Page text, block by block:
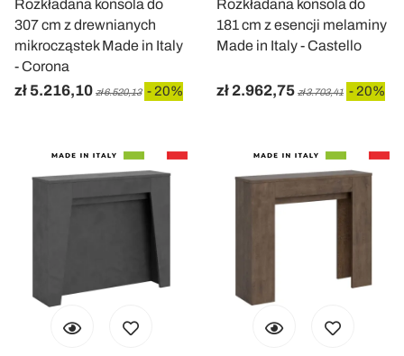
Rozkładana konsola do
307 cm z drewnianych
mikrocząstek Made in Italy
- Corona
zł 5.216,10 zł 6.520,13 - 20%
Rozkładana konsola do
181 cm z esencji melaminy
Made in Italy - Castello
zł 2.962,75 zł 3.703,41 - 20%